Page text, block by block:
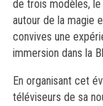
de trois modèles, le
autour de la magie
convives une
immersion dans la
En organisant cet
téléviseurs de sa